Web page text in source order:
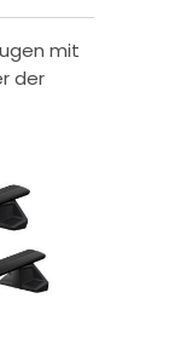
mit
der